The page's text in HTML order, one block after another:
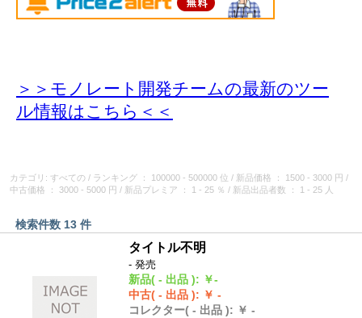
＞＞モノレート開発チームの最新のツー
ル情報はこちら＜＜
カテゴリ: すべての / ランキング ： 100000 - 500000 位 / 新品価格 ： 1500 - 3000 円
/
中古価格
： 3000 - 5000 円 / 新品プレミア ： 1 - 25 ％ / 新品出品者数 ： 1 - 25 人
検索件数 13 件
タイトル不明
- 発売
新品( - 出品 ): ￥-
中古( - 出品 ): ￥ -
コレクター( - 出品 ): ￥ -